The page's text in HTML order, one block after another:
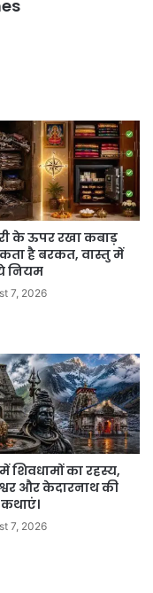
के ऊपर रखा कबाड़
है बरकत, वास्तु में
नियम
7, 2026
शिवधामों का रहस्य,
और केदारनाथ की
7, 2026